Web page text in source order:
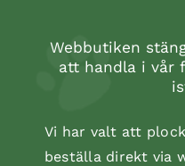
Webbutiken
att handla i vår
Vi har valt att
beställa direkt via